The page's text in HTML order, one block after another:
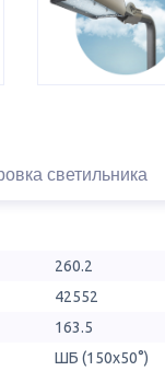
светильника
260.2
42552
163.5
ШБ (150х50°)